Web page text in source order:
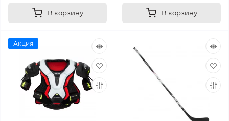
В корзину В корзину
Акция